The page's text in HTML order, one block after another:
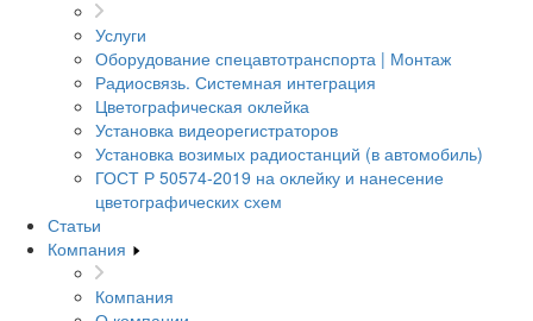
Услуги
Оборудование спецавтотранспорта | Монтаж
Радиосвязь. Системная интеграция
Цветографическая оклейка
Установка видеорегистраторов
Установка возимых радиостанций (в автомобиль)
ГОСТ Р 50574-2019 на оклейку и нанесение
цветографических схем
Статьи
Компания
Компания